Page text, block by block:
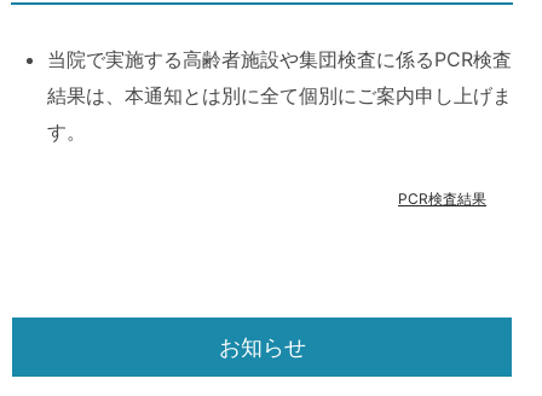
当院で実施する高齢者施設や集団検査に係るPCR検査
結果は、本通知とは別に全て個別にご案内申し上げま
す。
PCR検査結果
お知らせ